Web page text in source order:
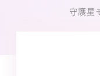
守護星